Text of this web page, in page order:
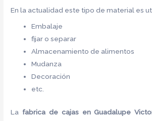
En la actualidad este tipo de material es
Embalaje
fijar o separar
Almacenamiento de alimentos
Mudanza
Decoración
etc.
La fabrica de cajas en Guadalupe